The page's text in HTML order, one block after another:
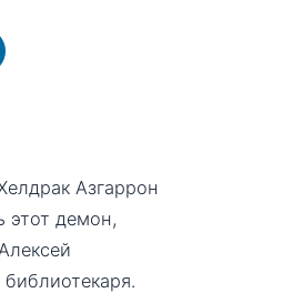
Азгаррон
этот демон,